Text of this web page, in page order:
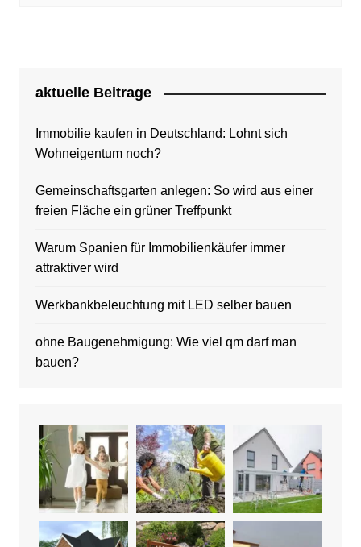
aktuelle Beitrage
Immobilie kaufen in Deutschland: Lohnt sich
Wohneigentum noch?
Gemeinschaftsgarten anlegen: So wird aus einer
freien Fläche ein grüner Treffpunkt
Warum Spanien für Immobilienkäufer immer
attraktiver wird
Werkbankbeleuchtung mit LED selber bauen
ohne Baugenehmigung: Wie viel qm darf man
bauen?